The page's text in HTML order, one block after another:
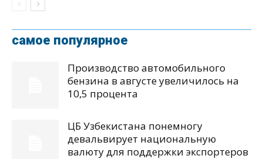
самое популярное
Производство автомобильного
бензина в августе увеличилось на
10,5 процента
ЦБ Узбекистана понемногу
девальвирует национальную
валюту для поддержки экспортеров